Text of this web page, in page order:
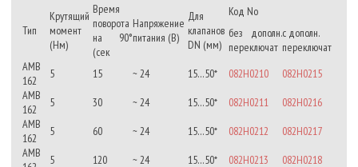
Тип
Крутящий
момент
(Нм)
Время
поворота
на 90°
(сек
Напряжение
питания (В)
Для
клапанов
DN (мм)
Код No
без дополн.
переключат
с дополн.
переключат
AMB
162
5 15 ~ 24 15…50* 082H0210
082H0215
AMB
162
5 30 ~ 24 15…50* 082H0211
082H0216
AMB
162
5 60 ~ 24 15…50* 082H0212
082H0217
AMB
5 120 ~ 24 15…50* 082H0213
082H0218